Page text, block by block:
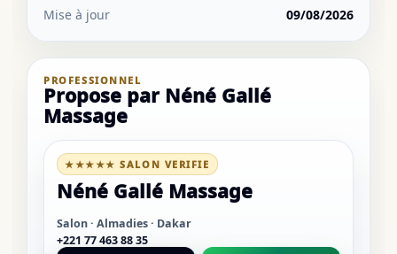
Mise à jour
09/08/2026
PROFESSIONNEL
Propose par Néné Gallé
Massage
★★★★★ SALON VERIFIE
Néné Gallé Massage
Salon · Almadies · Dakar
+221 77 463 88 35